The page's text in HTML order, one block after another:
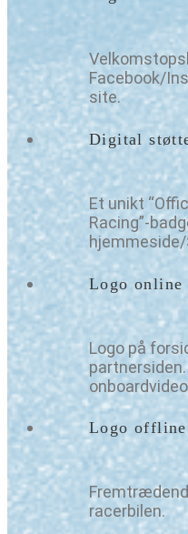
Facebook/
site.
Digital
Et unikt
Racing”-
hjemmeside/
Logo online
Logo på
Logo offline
racerbilen.